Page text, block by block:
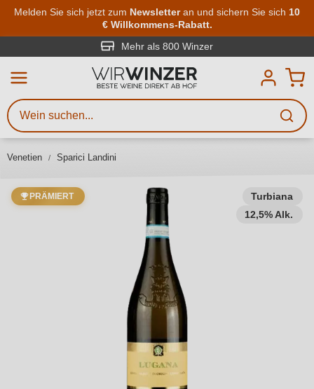
Zum Hauptinhalt springen
Melden Sie sich jetzt zum Newsletteran und sichern Sie sich 10
€ Willkommens-Rabatt.
Mehr als 800 Winzer
Venetien Sparici Landini
Turbiana
12,5% Alk.
PRÄMIERT
Weinsuche
Mindestens 3 Zeichen eingeben
Beschreiben Sie, welchen Wein
Sie suchen – ob nach Geschmack,